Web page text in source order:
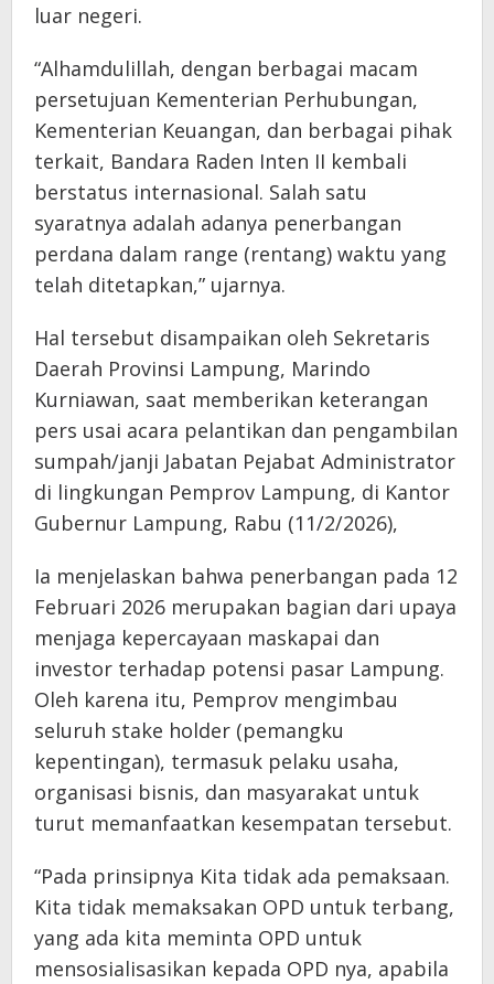
luar negeri.
“Alhamdulillah, dengan berbagai macam
persetujuan Kementerian Perhubungan,
Kementerian Keuangan, dan berbagai pihak
terkait, Bandara Raden Inten II kembali
berstatus internasional. Salah satu
syaratnya adalah adanya penerbangan
perdana dalam range (rentang) waktu yang
telah ditetapkan,” ujarnya.
Hal tersebut disampaikan oleh Sekretaris
Daerah Provinsi Lampung, Marindo
Kurniawan, saat memberikan keterangan
pers usai acara pelantikan dan pengambilan
sumpah/janji Jabatan Pejabat Administrator
di lingkungan Pemprov Lampung, di Kantor
Gubernur Lampung, Rabu (11/2/2026),
Ia menjelaskan bahwa penerbangan pada 12
Februari 2026 merupakan bagian dari upaya
menjaga kepercayaan maskapai dan
investor terhadap potensi pasar Lampung.
Oleh karena itu, Pemprov mengimbau
seluruh stake holder (pemangku
kepentingan), termasuk pelaku usaha,
organisasi bisnis, dan masyarakat untuk
turut memanfaatkan kesempatan tersebut.
“Pada prinsipnya Kita tidak ada pemaksaan.
Kita tidak memaksakan OPD untuk terbang,
yang ada kita meminta OPD untuk
mensosialisasikan kepada OPD nya, apabila